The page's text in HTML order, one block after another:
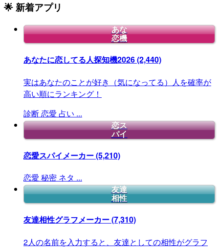
🌟 新着アプリ
あな
恋機
あなたに恋してる人探知機2026(2,440)
実はあなたのことが好き（気になってる）人を確率が
高い順にランキング！
診断恋愛 占い ...
恋ス
パイ
恋愛スパイメーカー(5,210)
恋愛 秘密 ネタ ...
友達
相性
友達相性グラフメーカー(7,310)
2人の名前を入力すると、友達としての相性がグラフ